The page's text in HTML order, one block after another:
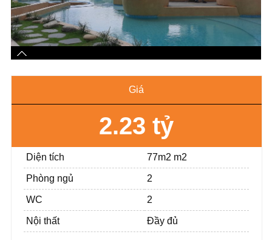
Giá
2.23 tỷ
Diện tích 77m2 m2
Phòng ngủ 2
WC 2
Nội thất Đầy đủ